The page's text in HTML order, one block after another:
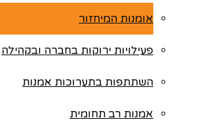
אומנות המיחזור
פעילויות ירוקות בחברה ובקהילה
השתתפות בתערוכות אמנות
אמנות רב תחומית